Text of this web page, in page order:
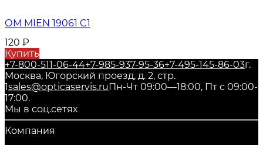
ОМ MIEN 19061 C1
120 ₽
Купить
+7-800-511-06-44+7-985-937-95-36+7-495-145-86-03г.
Москва, Югорский проезд, д. 2, стр.
1sales@opticaservis.ruПн-Чт 09:00—18:00, Пт с 09:00-
17:00.
Мы в соц.сетях
Компания